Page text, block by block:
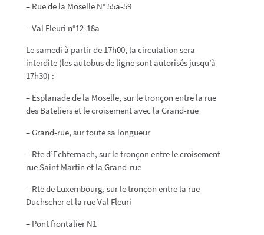
– Rue de la Moselle N° 55a-59
– Val Fleuri n°12-18a
Le samedi à partir de 17h00, la circulation sera
interdite (les autobus de ligne sont autorisés jusqu’à
17h30) :
– Esplanade de la Moselle, sur le tronçon entre la rue
des Bateliers et le croisement avec la Grand-rue
– Grand-rue, sur toute sa longueur
– Rte d’Echternach, sur le tronçon entre le croisement
rue Saint Martin et la Grand-rue
– Rte de Luxembourg, sur le tronçon entre la rue
Duchscher et la rue Val Fleuri
– Pont frontalier N1